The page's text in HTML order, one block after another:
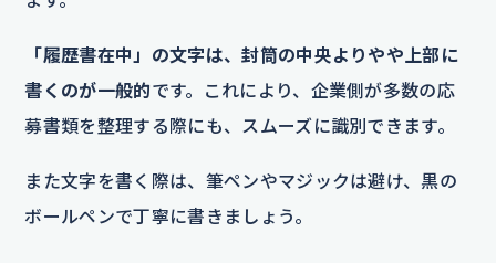
「履歴書在中」の文字は、封筒の中央よりやや上部に
書くのが一般的です。これにより、企業側が多数の応
募書類を整理する際にも、スムーズに識別できます。
また文字を書く際は、筆ペンやマジックは避け、黒の
ボールペンで丁寧に書きましょう。